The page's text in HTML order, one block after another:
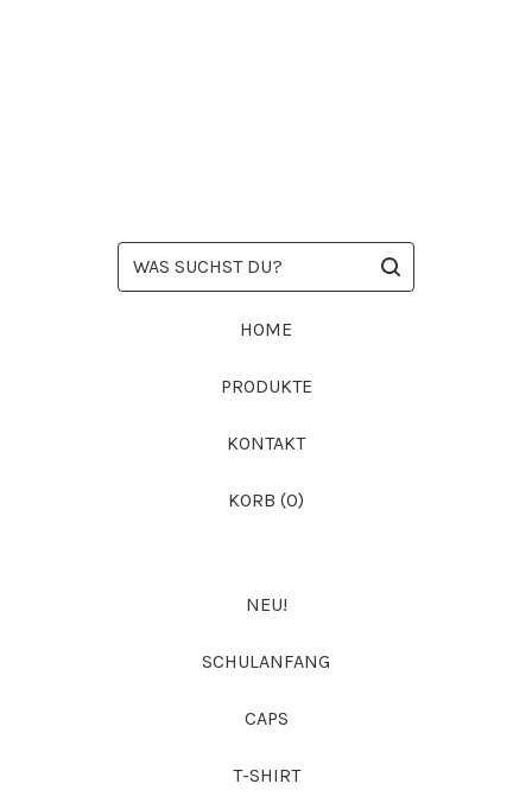
WAS
SUCHST
HOME
PRODUKTE
KONTAKT
KORB (0)
NEU!
SCHULANFANG
CAPS
T-SHIRT